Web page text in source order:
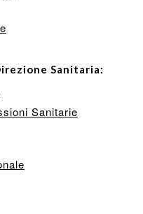
Sanitaria:
Sanitarie